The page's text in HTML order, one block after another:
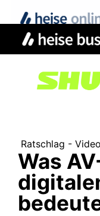
Ratschlag - Video
Was